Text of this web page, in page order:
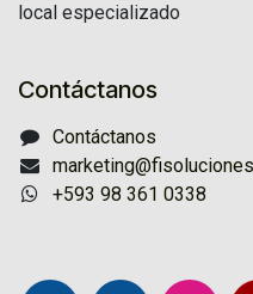
local especializado
Contáctanos
Contáctanos
+593 98 361 0338